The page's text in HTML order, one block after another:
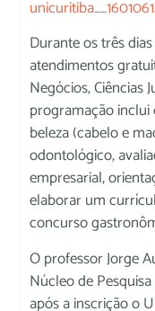
unicuritiba__1601061
Durante os três
atendimentos
Negócios, Ciências
programação inclui
beleza (cabelo e
odontológico,
empresarial,
elaborar um
concurso
O professor Jorge
Núcleo de
após a inscrição o